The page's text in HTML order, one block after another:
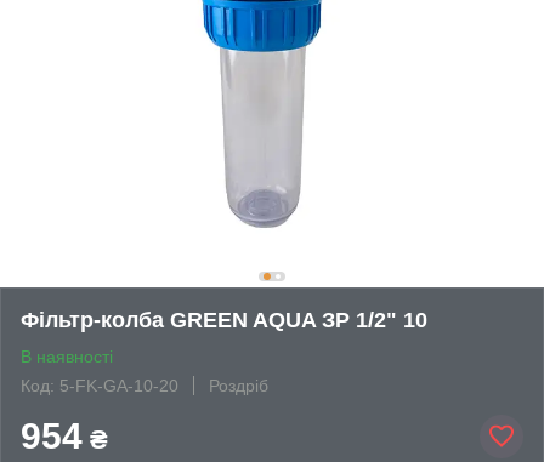
Фільтр-колба GREEN AQUA ЗР 1/2" 10
В наявності
Код: 5-FK-GA-10-20
Роздріб
954 ₴